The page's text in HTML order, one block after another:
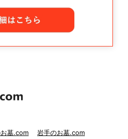
墓.com
岩手のお墓.com